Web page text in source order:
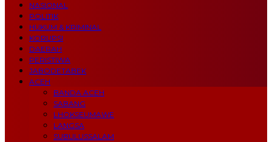
NASIONAL
POLITIK
HUKUM & KRIMINAL
KORUPSI
DAERAH
PERISTIWA
JABODETABEK
ACEH
BANDA ACEH
SABANG
LHOKSEUMAWE
LANGSA
SUBULUSSALAM